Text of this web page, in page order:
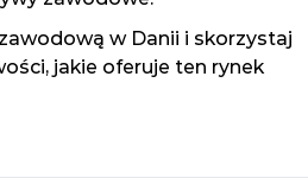
w Danii i skorzystaj
jakie oferuje ten rynek